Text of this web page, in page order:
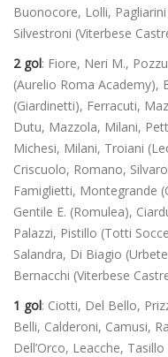
Buonocore, Lolli,
Silvestroni (Viterbese
2 gol: Fiore, Neri M.,
(Aurelio Roma Academy),
(Giardinetti), Ferracuti,
Dutu, Mazzola, Milani,
Michesi, Milani, Troiani
Criscuolo, Romano,
Famiglietti, Montegrande
Gentile E. (Romulea),
Palazzi, Pistillo (Totti
Salandra, Di Biagio
Bernacchi (Viterbese
1 gol: Ciotti, Del Bello,
Belli, Calderoni, Camusi,
Dell’Orco, Leacche,